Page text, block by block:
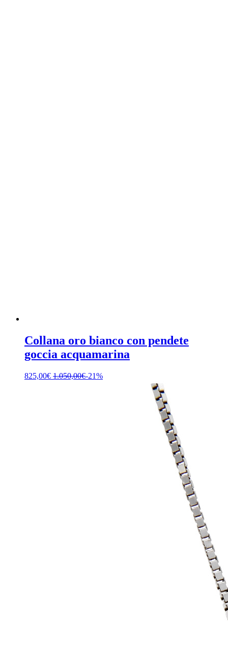
Collana oro bianco con pendete
goccia acquamarina
825,00€ 1.050,00€-21%